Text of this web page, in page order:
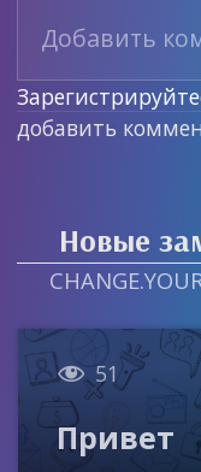
добавить
Новые
 51
Привет